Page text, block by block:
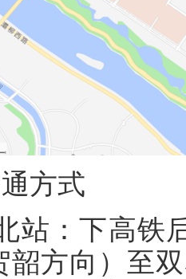
通方式
站：下高铁
韶方向）至